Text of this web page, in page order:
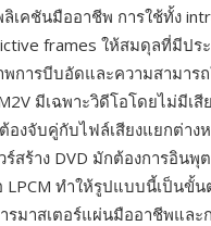
เคชันมืออาชีพ การใช้ทั้ง
frames ให้สมดุลที่มีปร
การบีบอัดและความสามารถ
มีเฉพาะวิดีโอโดยไม่มีเสี
องจับคู่กับไฟล์เสียงแยกต่าง
ร้าง DVD มักต้องการอินพุ
LPCM ทำให้รูปแบบนี้เป็นขั้
รมาสเตอร์แผ่นมืออาชีพและ